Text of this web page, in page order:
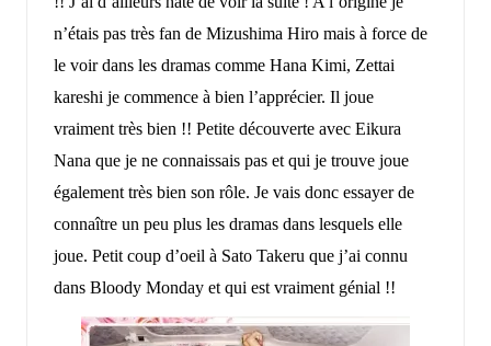
n’étais pas très fan de Mizushima Hiro mais à force de
le voir dans les dramas comme Hana Kimi, Zettai
kareshi je commence à bien l’apprécier. Il joue
vraiment très bien !! Petite découverte avec Eikura
Nana que je ne connaissais pas et qui je trouve joue
également très bien son rôle. Je vais donc essayer de
connaître un peu plus les dramas dans lesquels elle
joue. Petit coup d’oeil à Sato Takeru que j’ai connu
dans Bloody Monday et qui est vraiment génial !!